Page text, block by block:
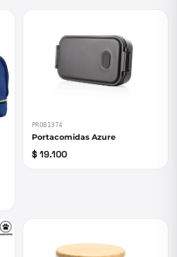
PROB1374
Portacomidas Azure
$ 19.100